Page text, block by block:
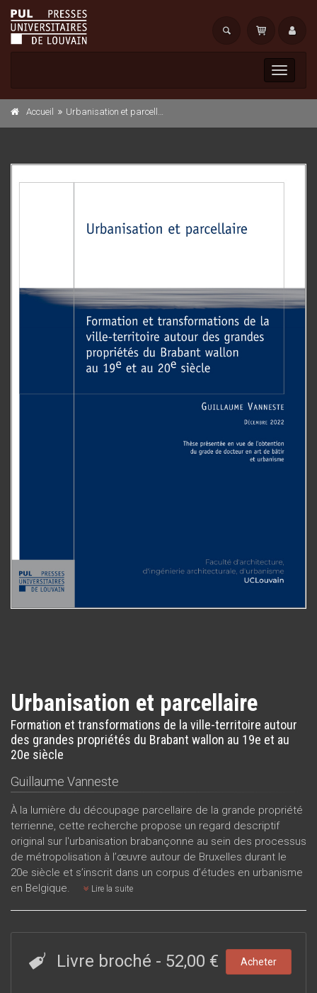
Toggle
Accueil Urbanisation et parcellaire
Urbanisation et parcellaire
Formation et transformations de la ville-territoire autour
des grandes propriétés du Brabant wallon au 19e et au
20e siècle
Guillaume Vanneste
À la lumière du découpage parcellaire de la grande propriété
terrienne, cette recherche propose un regard descriptif
original sur l'urbanisation brabançonne au sein des processus
de métropolisation à l’œuvre autour de Bruxelles durant le
20e siècle et s’inscrit dans un corpus d’études en urbanisme
en Belgique.
Lire la suite
Livre broché - 52,00 € Acheter